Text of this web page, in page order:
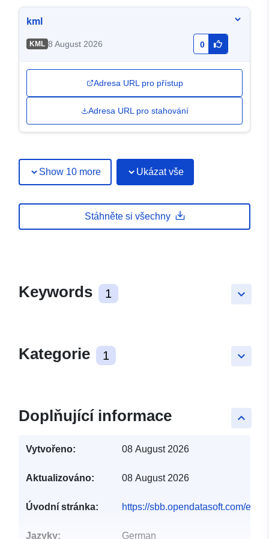
kml
KML 8 August 2026 0
Adresa URL pro přístup
Adresa URL pro stahování
Show 10 more Ukázat vše
Stáhněte si všechny
keyboard_arrow_down
Keywords 1
keyboard_arrow_down
Kategorie 1
keyboard_arrow_up
Doplňující informace
Vytvořeno: 08 August 2026
Aktualizováno: 08 August 2026
Úvodní stránka: https://sbb.opendatasoft.com/
Jazyky: German